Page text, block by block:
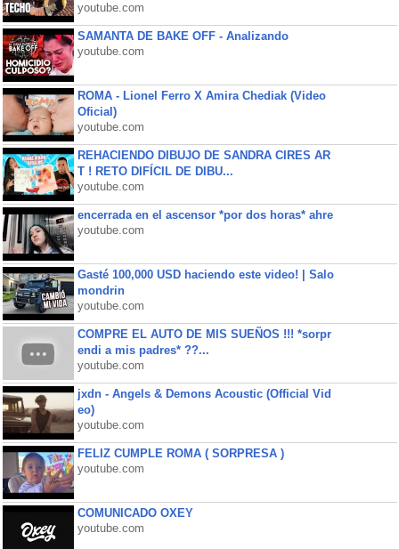
youtube.com
SAMANTA DE BAKE OFF - Analizando
youtube.com
ROMA - Lionel Ferro X Amira Chediak (Video
Oficial)
youtube.com
REHACIENDO DIBUJO DE SANDRA CIRES AR
T ! RETO DIFÍCIL DE DIBU...
youtube.com
encerrada en el ascensor *por dos horas* ahre
youtube.com
Gasté 100,000 USD haciendo este video! | Salo
mondrin
youtube.com
COMPRE EL AUTO DE MIS SUEÑOS !!! *sorpr
endi a mis padres* ??...
youtube.com
jxdn - Angels & Demons Acoustic (Official Vid
eo)
youtube.com
FELIZ CUMPLE ROMA ( SORPRESA )
youtube.com
COMUNICADO OXEY
youtube.com